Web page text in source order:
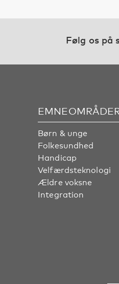
Følg os på
Børn & unge
Folkesundhed
Handicap
Velfærdsteknologi
Ældre voksne
Integration